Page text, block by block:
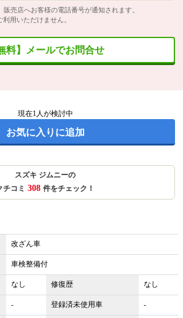
売店へお客様の電話番号が通知されます。
用いただけません。
料】メールでお問合せ
現在1人が検討中
お気に入りに追加
スズキ ジムニーの
チコミ 308 件をチェック！
改ざん車
車検整備付
なし 修復歴 なし
- 登録済未使用車 -